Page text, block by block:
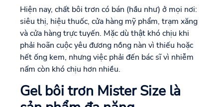
Hiện nay, chất bôi trơn có bán (hầu như) ở mọi nơi:
siêu thị, hiệu thuốc, cửa hàng mỹ phẩm, trạm xăng
và cửa hàng trực tuyến. Mặc dù thật khó chịu khi
phải hoãn cuộc yêu đương nồng nàn vì thiếu hoặc
hết ống kem, nhưng việc phải đến bác sĩ vì nhiễm
nấm còn khó chịu hơn nhiều.
Gel bôi trơn Mister Size là